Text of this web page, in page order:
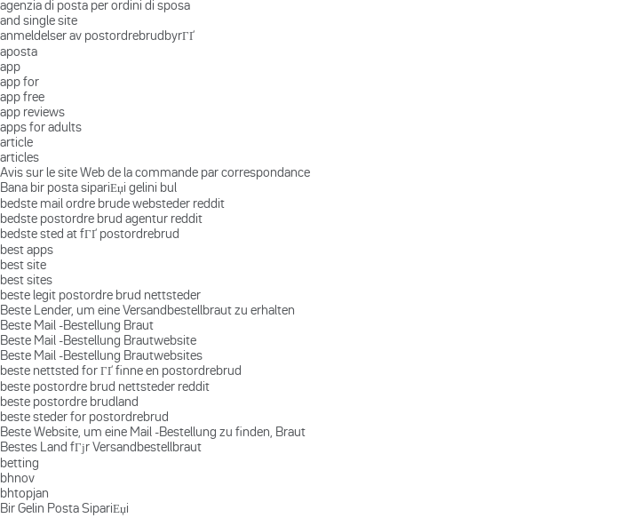
agenzia di posta per ordini di sposa
and single site
anmeldelser av postordrebrudbyrГҐ
aposta
app
app for
app free
app reviews
apps for adults
article
articles
Avis sur le site Web de la commande par correspondance
Bana bir posta sipariЕџi gelini bul
bedste mail ordre brude websteder reddit
bedste postordre brud agentur reddit
bedste sted at fГҐ postordrebrud
best apps
best site
best sites
beste legit postordre brud nettsteder
Beste Lender, um eine Versandbestellbraut zu erhalten
Beste Mail -Bestellung Braut
Beste Mail -Bestellung Brautwebsite
Beste Mail -Bestellung Brautwebsites
beste nettsted for ГҐ finne en postordrebrud
beste postordre brud nettsteder reddit
beste postordre brudland
beste steder for postordrebrud
Beste Website, um eine Mail -Bestellung zu finden, Braut
Bestes Land fГјr Versandbestellbraut
betting
bhnov
bhtopjan
Bir Gelin Posta SipariЕџi